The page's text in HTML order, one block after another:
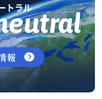
トラル
報